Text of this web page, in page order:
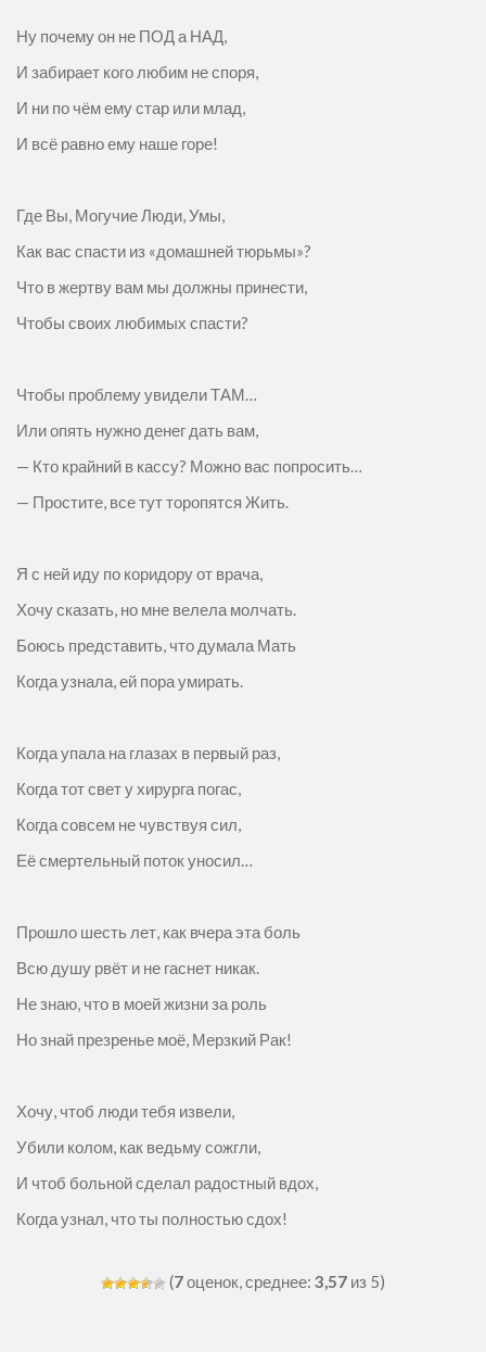
Ну почему он не ПОД а НАД,
И забирает кого любим не споря,
И ни по чём ему стар или млад,
И всё равно ему наше горе!
Где Вы, Могучие Люди, Умы,
Как вас спасти из «домашней тюрьмы»?
Что в жертву вам мы должны принести,
Чтобы своих любимых спасти?
Чтобы проблему увидели ТАМ…
Или опять нужно денег дать вам,
— Кто крайний в кассу? Можно вас попросить…
— Простите, все тут торопятся Жить.
Я с ней иду по коридору от врача,
Хочу сказать, но мне велела молчать.
Боюсь представить, что думала Мать
Когда узнала, ей пора умирать.
Когда упала на глазах в первый раз,
Когда тот свет у хирурга погас,
Когда совсем не чувствуя сил,
Её смертельный поток уносил…
Прошло шесть лет, как вчера эта боль
Всю душу рвёт и не гаснет никак.
Не знаю, что в моей жизни за роль
Но знай презренье моё, Мерзкий Рак!
Хочу, чтоб люди тебя извели,
Убили колом, как ведьму сожгли,
И чтоб больной сделал радостный вдох,
Когда узнал, что ты полностью сдох!
(7оценок, среднее: 3,57 из 5)